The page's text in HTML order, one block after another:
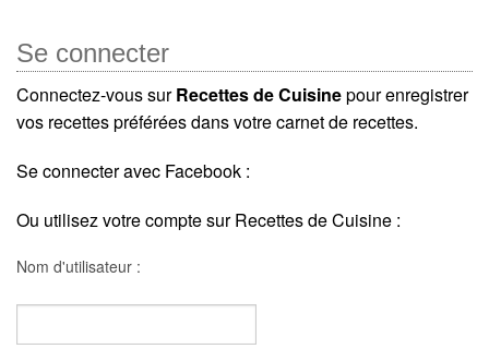
Se connecter
Connectez-vous surRecettes de Cuisinepour enregistrer
vos recettes préférées dans votre carnet de recettes.
Se connecter avec Facebook :
Ou utilisez votre compte sur Recettes de Cuisine :
Nom d'utilisateur :